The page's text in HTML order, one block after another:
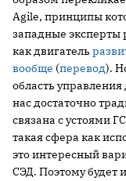
Agile, принципы
западные эксперты
как двигатель
вообще (перевод).
область
нас достаточно
связана с устоями
такая сфера как
это интересный
СЭД. Поэтому будет